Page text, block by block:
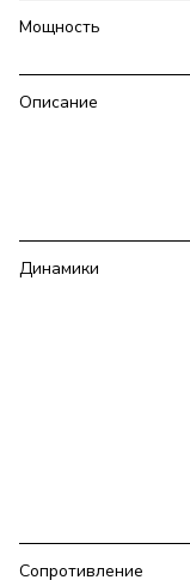
Мощность
Описание
Динамики
Сопротивление